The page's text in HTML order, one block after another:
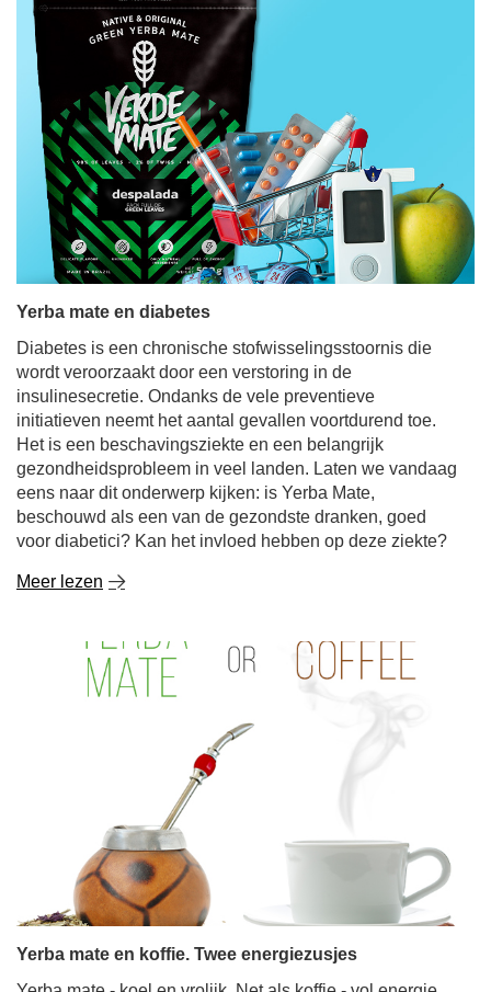
Yerba mate en diabetes
Diabetes is een chronische stofwisselingsstoornis die
wordt veroorzaakt door een verstoring in de
insulinesecretie. Ondanks de vele preventieve
initiatieven neemt het aantal gevallen voortdurend toe.
Het is een beschavingsziekte en een belangrijk
gezondheidsprobleem in veel landen. Laten we vandaag
eens naar dit onderwerp kijken: is Yerba Mate,
beschouwd als een van de gezondste dranken, goed
voor diabetici? Kan het invloed hebben op deze ziekte?
Meer lezen
Yerba mate en koffie. Twee energiezusjes